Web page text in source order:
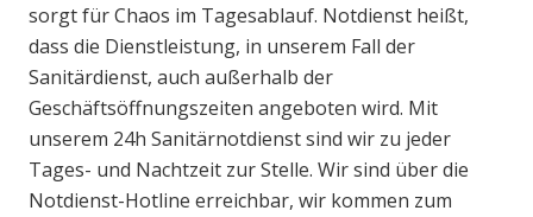
sorgt für Chaos im Tagesablauf. Notdienst heißt,
dass die Dienstleistung, in unserem Fall der
Sanitärdienst, auch außerhalb der
Geschäftsöffnungszeiten angeboten wird. Mit
unserem 24h Sanitärnotdienst sind wir zu jeder
Tages- und Nachtzeit zur Stelle. Wir sind über die
Notdienst-Hotline erreichbar, wir kommen zum